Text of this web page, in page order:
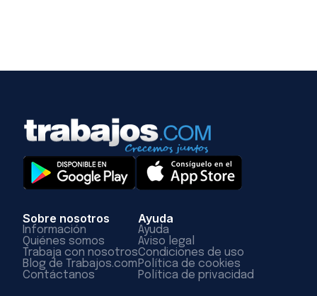
Sobre nosotros
Información
Quiénes somos
Trabaja con nosotros
Blog de Trabajos.com
Contáctanos
Ayuda
Ayuda
Aviso legal
Condiciones de uso
Política de cookies
Política de privacidad